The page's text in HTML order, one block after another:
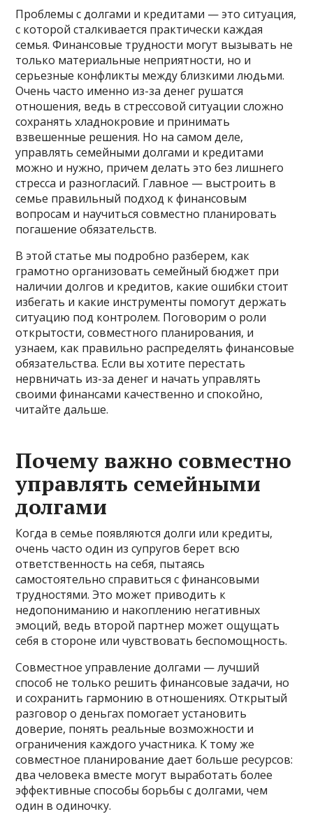
Проблемы с долгами и кредитами — это ситуация,
с которой сталкивается практически каждая
семья. Финансовые трудности могут вызывать не
только материальные неприятности, но и
серьезные конфликты между близкими людьми.
Очень часто именно из-за денег рушатся
отношения, ведь в стрессовой ситуации сложно
сохранять хладнокровие и принимать
взвешенные решения. Но на самом деле,
управлять семейными долгами и кредитами
можно и нужно, причем делать это без лишнего
стресса и разногласий. Главное — выстроить в
семье правильный подход к финансовым
вопросам и научиться совместно планировать
погашение обязательств.
В этой статье мы подробно разберем, как
грамотно организовать семейный бюджет при
наличии долгов и кредитов, какие ошибки стоит
избегать и какие инструменты помогут держать
ситуацию под контролем. Поговорим о роли
открытости, совместного планирования, и
узнаем, как правильно распределять финансовые
обязательства. Если вы хотите перестать
нервничать из-за денег и начать управлять
своими финансами качественно и спокойно,
читайте дальше.
Почему важно совместно
управлять семейными
долгами
Когда в семье появляются долги или кредиты,
очень часто один из супругов берет всю
ответственность на себя, пытаясь
самостоятельно справиться с финансовыми
трудностями. Это может приводить к
недопониманию и накоплению негативных
эмоций, ведь второй партнер может ощущать
себя в стороне или чувствовать беспомощность.
Совместное управление долгами — лучший
способ не только решить финансовые задачи, но
и сохранить гармонию в отношениях. Открытый
разговор о деньгах помогает установить
доверие, понять реальные возможности и
ограничения каждого участника. К тому же
совместное планирование дает больше ресурсов:
два человека вместе могут выработать более
эффективные способы борьбы с долгами, чем
один в одиночку.